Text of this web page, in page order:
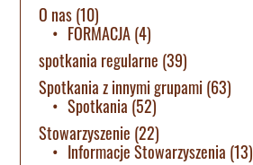
O nas(10)
FORMACJA(4)
spotkania regularne (39)
Spotkania z innymi grupami (63)
Spotkania (52)
Stowarzyszenie (22)
Informacje Stowarzyszenia (13)